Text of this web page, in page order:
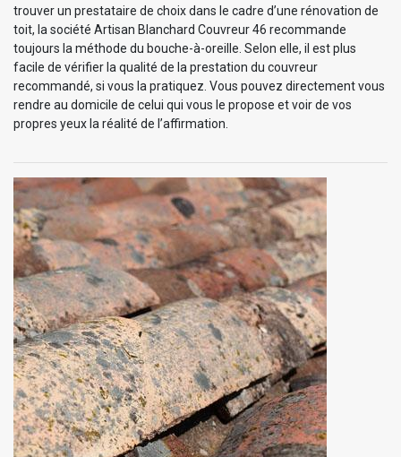
trouver un prestataire de choix dans le cadre d’une rénovation de
toit, la société Artisan Blanchard Couvreur 46 recommande
toujours la méthode du bouche-à-oreille. Selon elle, il est plus
facile de vérifier la qualité de la prestation du couvreur
recommandé, si vous la pratiquez. Vous pouvez directement vous
rendre au domicile de celui qui vous le propose et voir de vos
propres yeux la réalité de l’affirmation.